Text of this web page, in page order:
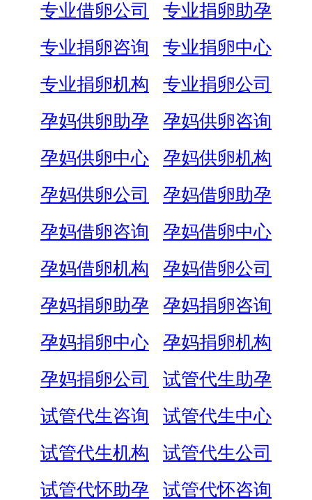
专业借卵公司
专业捐卵助孕
专业捐卵咨询
专业捐卵中心
专业捐卵机构
专业捐卵公司
孕妈供卵助孕
孕妈供卵咨询
孕妈供卵中心
孕妈供卵机构
孕妈供卵公司
孕妈借卵助孕
孕妈借卵咨询
孕妈借卵中心
孕妈借卵机构
孕妈借卵公司
孕妈捐卵助孕
孕妈捐卵咨询
孕妈捐卵中心
孕妈捐卵机构
孕妈捐卵公司
试管代生助孕
试管代生咨询
试管代生中心
试管代生机构
试管代生公司
试管代怀助孕
试管代怀咨询